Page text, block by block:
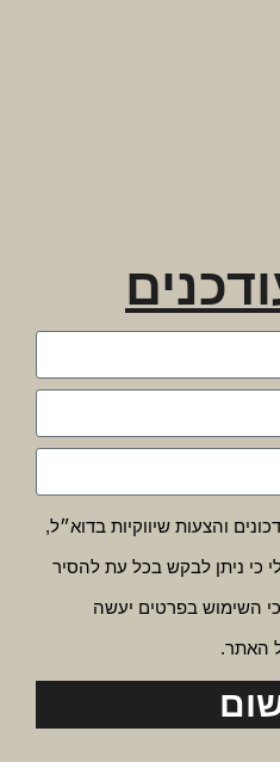
והצעות שיווקיות בדוא״ל,
ניתן לבקש בכל עת להסיר
בפרטים יעשה